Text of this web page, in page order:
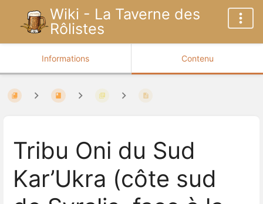
Wiki - La Taverne des
Rôlistes
Informations Contenu
Tribu Oni du Sud
Kar’Ukra (côte sud